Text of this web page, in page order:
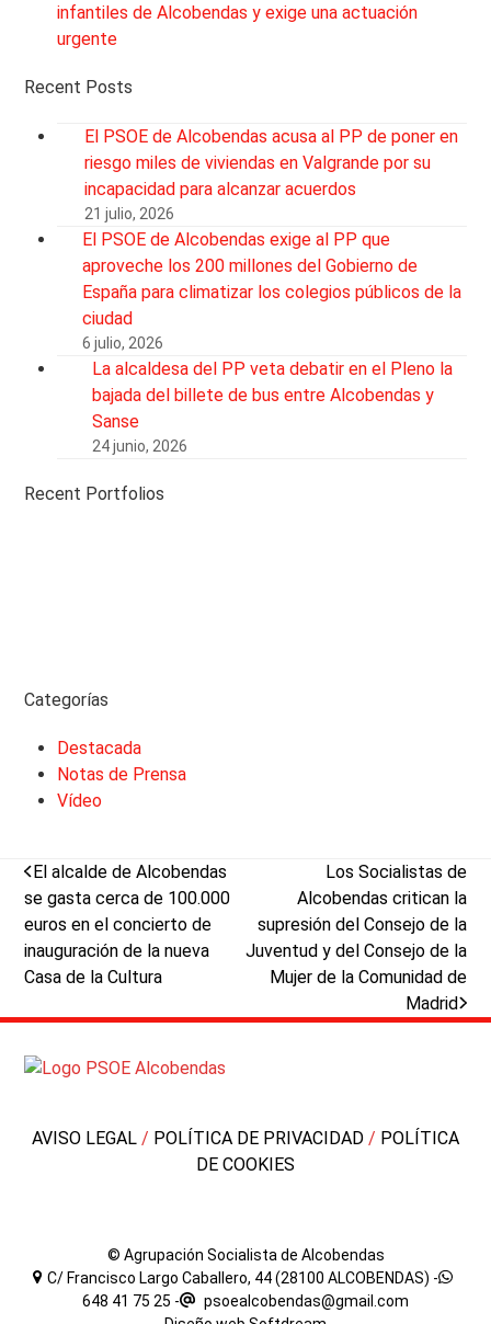
infantiles de Alcobendas y exige una actuación
urgente
Recent Posts
El PSOE de Alcobendas acusa al PP de poner en
riesgo miles de viviendas en Valgrande por su
incapacidad para alcanzar acuerdos
21 julio, 2026
El PSOE de Alcobendas exige al PP que
aproveche los 200 millones del Gobierno de
España para climatizar los colegios públicos de la
ciudad
6 julio, 2026
La alcaldesa del PP veta debatir en el Pleno la
bajada del billete de bus entre Alcobendas y
Sanse
24 junio, 2026
Recent Portfolios
Categorías
Destacada
Notas de Prensa
Vídeo
previous
post:
El alcalde de Alcobendas
se gasta cerca de 100.000
euros en el concierto de
inauguración de la nueva
Casa de la Cultura
next
post:
Los Socialistas de
Alcobendas critican la
supresión del Consejo de la
Juventud y del Consejo de la
Mujer de la Comunidad de
Madrid
AVISO LEGAL / POLÍTICA DE PRIVACIDAD / POLÍTICA
DE COOKIES
© Agrupación Socialista de Alcobendas
C/ Francisco Largo Caballero, 44 (28100 ALCOBENDAS) -
648 41 75 25 -
psoealcobendas@gmail.com